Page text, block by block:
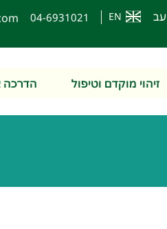
04-6931021 EN עב
הדרכה זיהוי מוקדם וטיפול